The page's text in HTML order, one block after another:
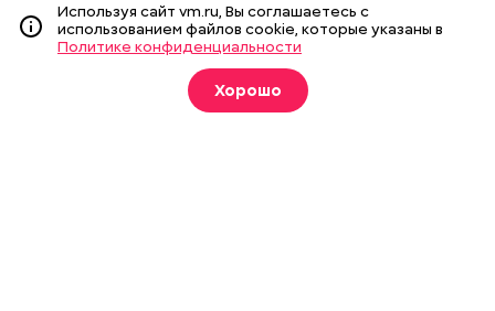
Издание создано при финансовой поддержке Департамента
средств массовой информации и рекламы города Москвы.
На сайте применяются рекомендательные технологии
(информационные технологии предоставления информации
Используя сайт vm.ru, Вы соглашаетесь с
использованием файлов cookie, которые указаны в
Политике конфиденциальности
Хорошо